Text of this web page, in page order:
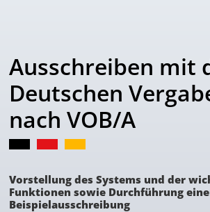
Ausschreiben mit
Deutschen
nach VOB/A
Vorstellung des Systems und der
Funktionen sowie Durchführung
Beispielausschreibung